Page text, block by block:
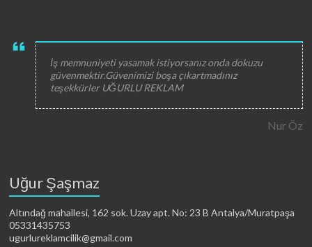
İş memnuniyeti yasamak istiyorsanız onda dokuzu
güvenmektir.Güvenimizi boşa çıkartmadınız
teşekkürler UĞURLU REKLAM
Nur Öz
Uğur Şaşmaz
Altındağ mahallesi, 162 sok. Uzay apt. No: 23 B Antalya/Muratpaşa
05331435753
ugurlureklamcilik@gmail.com